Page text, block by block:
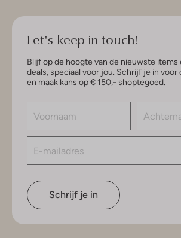
Let's keep in touch!
Blijf op de hoogte van de nieuwste items
deals, speciaal voor jou. Schrijf je in
en maak kans op € 150,- shoptegoed.
Schrijf je in